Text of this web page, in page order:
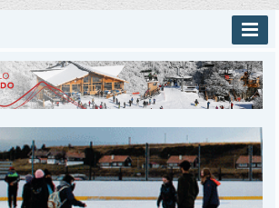
INICIO
PROVINCIALES
DEPORTES
POLICIALES
I-DIARIO